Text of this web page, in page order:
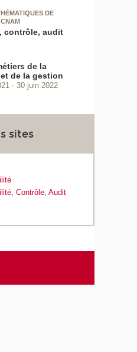
DE
contrôle, audit
de la
de la gestion
30 juin 2022
sites
Contrôle, Audit